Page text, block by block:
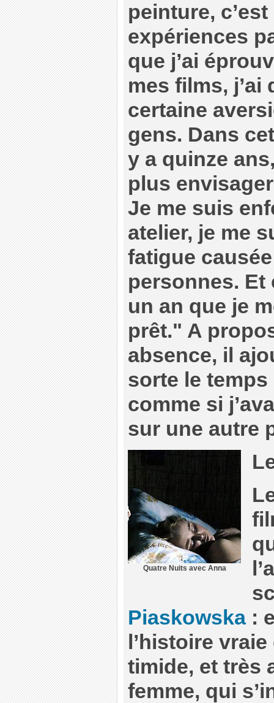
peinture, c’est
expériences
que j’ai
mes films, j’ai
certaine
gens. Dans
y a quinze
plus
Je me suis
atelier, je me
fatigue
personnes. Et
un an que je
prêt." A
absence, il
sorte le temps
comme si
sur une autre
Quatre Nuits avec Anna
Piaskowska:
l’histoire
timide, et très
femme, qui